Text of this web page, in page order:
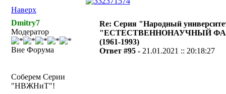
Наверх
Dmitry7
Модератор
Вне Форума
Соберем Серии
"НВЖНиТ"!
Re: Серия "Народный
"ЕСТЕСТВЕННОНАУЧНЫЙ
(1961-1993)
Ответ #95 - 21.01.2021 :: 20:18:27